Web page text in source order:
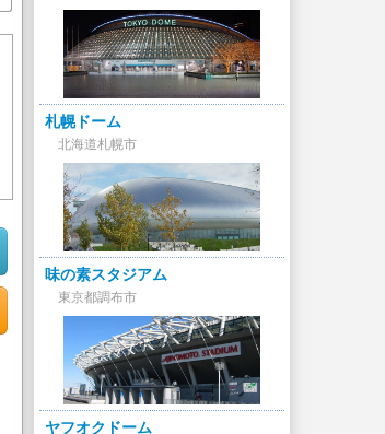
札幌ドーム
北海道札幌市
味の素スタジアム
東京都調布市
ヤフオクドーム